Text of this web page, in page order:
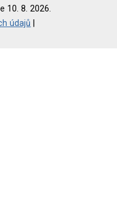
10. 8. 2026.
údajů